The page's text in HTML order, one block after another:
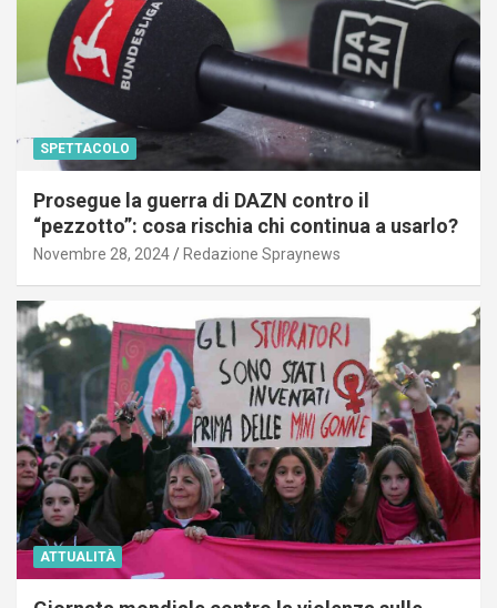
SPETTACOLO
Prosegue la guerra di DAZN contro il
“pezzotto”: cosa rischia chi continua a usarlo?
Novembre 28, 2024 Redazione Spraynews
ATTUALITÀ